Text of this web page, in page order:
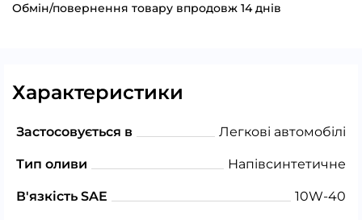
Обмін/повернення товару впродовж 14 днів
Характеристики
Застосовується в Легкові автомобілі
Тип оливи Напівсинтетичне
В'язкість SAE 10W-40